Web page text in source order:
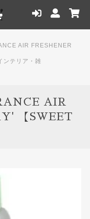
AIR FRESHENER
ンテリア・雑
AIR
【SWEET